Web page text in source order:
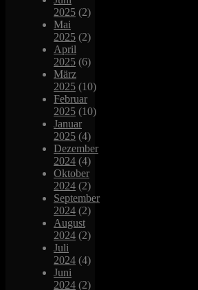
2025 (2)
Mai
2025 (2)
April
2025 (6)
März
2025 (10)
Februar
2025 (10)
Januar
2025 (4)
Dezember
2024 (4)
Oktober
2024 (2)
September
2024 (2)
August
2024 (2)
Juli
2024 (4)
Juni
2024 (2)